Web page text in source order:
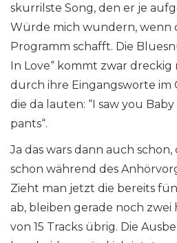
skurrilste Song, den er je
Würde mich wundern, wenn
Programm schafft. Die
In Love“ kommt zwar
durch ihre Eingangsworte im
die da lauten: “I saw you
pants“.
Ja das wars dann auch
schon während des
Zieht man jetzt die bereits
ab, bleiben gerade noch
von 15 Tracks übrig. Die